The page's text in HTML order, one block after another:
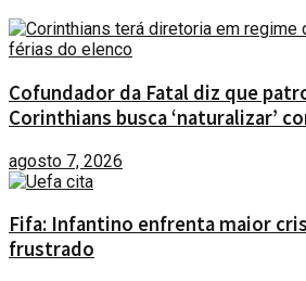
Cofundador da Fatal diz que
Corinthians busca ‘naturalizar’
agosto 7, 2026
Fifa: Infantino enfrenta maior
frustrado